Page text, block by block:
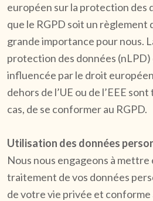
européen sur la protection des
que le RGPD soit un règlement
grande importance pour nous.
protection des données
influencée par le droit
dehors de l’UE ou de l’EEE
cas, de se conformer au RGPD.
Utilisation des données
Nous nous engageons à
traitement de vos données
de votre vie privée et conforme